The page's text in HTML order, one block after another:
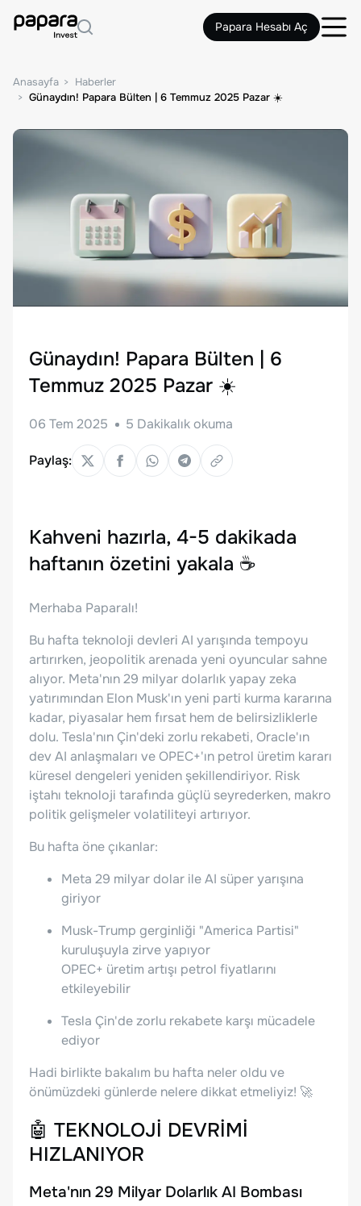
Papara Hesabı Aç
Anasayfa
Haberler
Günaydın! Papara Bülten | 6 Temmuz 2025 Pazar ☀️
Günaydın! Papara Bülten | 6
Temmuz 2025 Pazar ☀️
06 Tem 2025 5 Dakikalık okuma
Paylaş:
Kahveni hazırla, 4-5 dakikada
haftanın özetini yakala ☕
Merhaba Paparalı!
Bu hafta teknoloji devleri AI yarışında tempoyu
artırırken, jeopolitik arenada yeni oyuncular sahne
alıyor. Meta'nın 29 milyar dolarlık yapay zeka
yatırımından Elon Musk'ın yeni parti kurma kararına
kadar, piyasalar hem fırsat hem de belirsizliklerle
dolu. Tesla'nın Çin'deki zorlu rekabeti, Oracle'ın
dev AI anlaşmaları ve OPEC+'ın petrol üretim kararı
küresel dengeleri yeniden şekillendiriyor. Risk
iştahı teknoloji tarafında güçlü seyrederken, makro
politik gelişmeler volatiliteyi artırıyor.
Bu hafta öne çıkanlar:
Meta 29 milyar dolar ile AI süper yarışına
giriyor
Musk-Trump gerginliği "America Partisi"
kuruluşuyla zirve yapıyor
OPEC+ üretim artışı petrol fiyatlarını
etkileyebilir
Tesla Çin'de zorlu rekabete karşı mücadele
ediyor
Hadi birlikte bakalım bu hafta neler oldu ve
önümüzdeki günlerde nelere dikkat etmeliyiz! 🚀
🤖 TEKNOLOJİ DEVRİMİ
HIZLANIYOR
Meta'nın 29 Milyar Dolarlık AI Bombası